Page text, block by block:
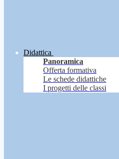
Didattica
Panoramica
Offerta formativa
Le schede didattiche
I progetti delle classi